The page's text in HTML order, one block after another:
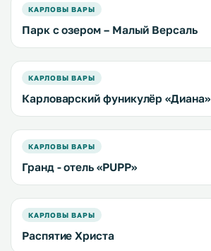
КАРЛОВЫ ВАРЫ
Парк с озером – Малый Версаль
КАРЛОВЫ ВАРЫ
Карловарский фуникулёр «Диана»
КАРЛОВЫ ВАРЫ
Гранд - отель «PUPP»
КАРЛОВЫ ВАРЫ
Распятие Христа